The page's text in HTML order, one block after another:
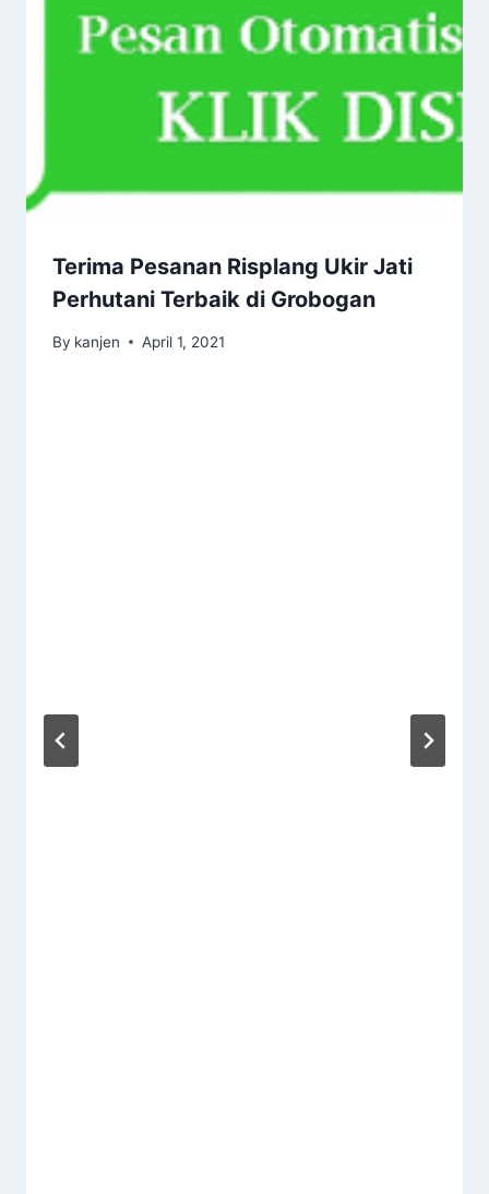
Terima Pesanan Risplang Ukir Jati
Perhutani Terbaik di Grobogan
By kanjen April 1, 2021